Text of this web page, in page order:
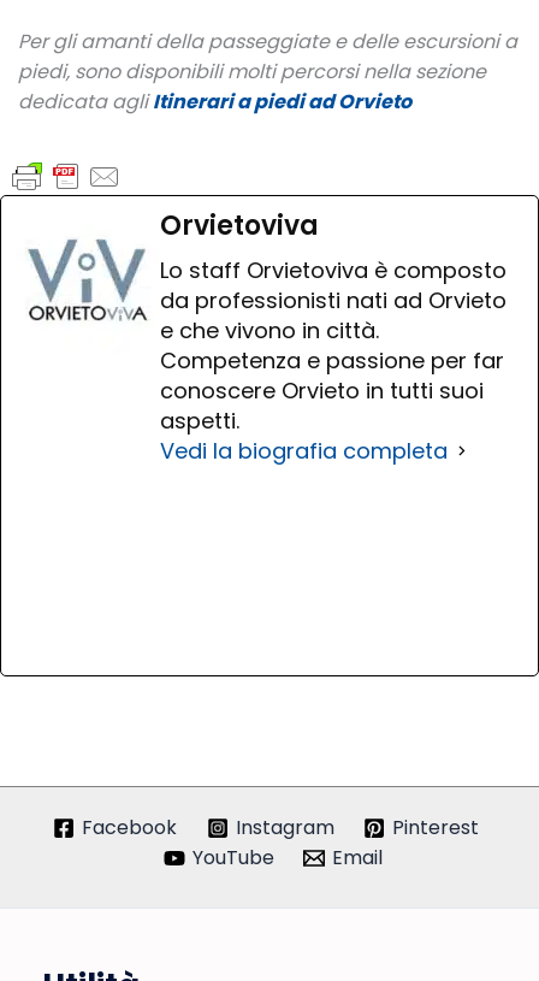
Per gli amanti della passeggiate e delle escursioni a
piedi, sono disponibili molti percorsi nella sezione
dedicata agliItinerari a piedi ad Orvieto
Orvietoviva
Lo staff Orvietoviva è composto
da professionisti nati ad Orvieto
e che vivono in città.
Competenza e passione per far
conoscere Orvieto in tutti suoi
aspetti.
Vedi la biografia completa
Facebook Instagram
Pinterest
YouTube
Email